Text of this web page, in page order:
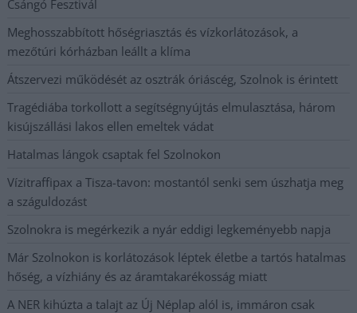
Csángó Fesztivál
Meghosszabbított hőségriasztás és vízkorlátozások, a
mezőtúri kórházban leállt a klíma
Átszervezi működését az osztrák óriáscég, Szolnok is érintett
Tragédiába torkollott a segítségnyújtás elmulasztása, három
kisújszállási lakos ellen emeltek vádat
Hatalmas lángok csaptak fel Szolnokon
Vízitraffipax a Tisza-tavon: mostantól senki sem úszhatja meg
a száguldozást
Szolnokra is megérkezik a nyár eddigi legkeményebb napja
Már Szolnokon is korlátozások léptek életbe a tartós hatalmas
hőség, a vízhiány és az áramtakarékosság miatt
A NER kihúzta a talajt az Új Néplap alól is, immáron csak